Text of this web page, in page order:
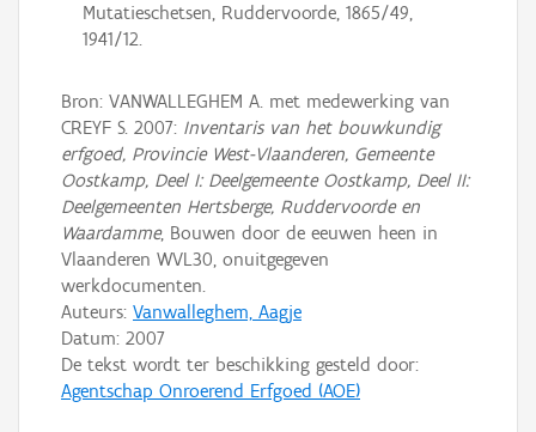
Mutatieschetsen, Ruddervoorde, 1865/49,
1941/12.
Bron: VANWALLEGHEM A. met medewerking van
CREYF S. 2007: Inventaris van het bouwkundig
erfgoed, Provincie West-Vlaanderen, Gemeente
Oostkamp, Deel I: Deelgemeente Oostkamp, Deel II:
Deelgemeenten Hertsberge, Ruddervoorde en
Waardamme, Bouwen door de eeuwen heen in
Vlaanderen WVL30, onuitgegeven
werkdocumenten.
Auteurs: Vanwalleghem, Aagje
Datum: 2007
De tekst wordt ter beschikking gesteld door:
Agentschap Onroerend Erfgoed (AOE)